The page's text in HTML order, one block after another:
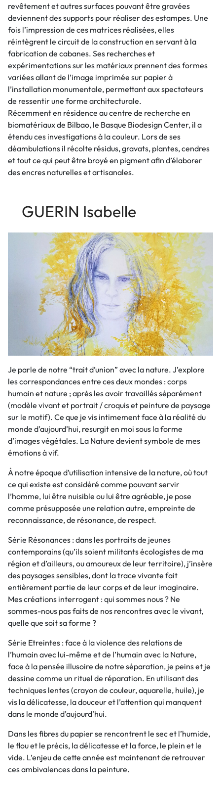
revêtement et autres surfaces pouvant être gravées
deviennent des supports pour réaliser des estampes. Une
fois l’impression de ces matrices réalisées, elles
réintègrent le circuit de la construction en servant à la
fabrication de cabanes. Ses recherches et
expérimentations sur les matériaux prennent des formes
variées allant de l’image imprimée sur papier à
l’installation monumentale, permettant aux spectateurs
de ressentir une forme architecturale.
Récemment en résidence au centre de recherche en
biomatériaux de Bilbao, le Basque Biodesign Center, il a
étendu ces investigations à la couleur. Lors de ses
déambulations il récolte résidus, gravats, plantes, cendres
et tout ce qui peut être broyé en pigment afin d’élaborer
des encres naturelles et artisanales.
GUERIN Isabelle
Je parle de notre “trait d’union” avec la nature. J’explore
les correspondances entre ces deux mondes : corps
humain et nature ; après les avoir travaillés séparément
(modèle vivant et portrait / croquis et peinture de paysage
sur le motif). Ce que je vis intimement face à la réalité du
monde d’aujourd’hui, resurgit en moi sous la forme
d’images végétales. La Nature devient symbole de mes
émotions à vif.
À notre époque d’utilisation intensive de la nature, où tout
ce qui existe est considéré comme pouvant servir
l’homme, lui être nuisible ou lui être agréable, je pose
comme présupposée une relation autre, empreinte de
reconnaissance, de résonance, de respect.
Série Résonances : dans les portraits de jeunes
contemporains (qu’ils soient militants écologistes de ma
région et d’ailleurs, ou amoureux de leur territoire), j’insère
des paysages sensibles, dont la trace vivante fait
entièrement partie de leur corps et de leur imaginaire.
Mes créations interrogent : qui sommes nous ? Ne
sommes-nous pas faits de nos rencontres avec le vivant,
quelle que soit sa forme ?
Série Etreintes : face à la violence des relations de
l’humain avec lui-même et de l’humain avec la Nature,
face à la pensée illusoire de notre séparation, je peins et je
dessine comme un rituel de réparation. En utilisant des
techniques lentes (crayon de couleur, aquarelle, huile), je
vis la délicatesse, la douceur et l’attention qui manquent
dans le monde d’aujourd’hui.
Dans les fibres du papier se rencontrent le sec et l’humide,
le flou et le précis, la délicatesse et la force, le plein et le
vide. L’enjeu de cette année est maintenant de retrouver
ces ambivalences dans la peinture.